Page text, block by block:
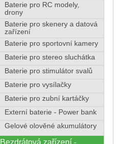
Baterie pro RC modely,
drony
Baterie pro skenery a datová
zařízení
Baterie pro sportovní kamery
Baterie pro stereo sluchátka
Baterie pro stimulátor svalů
Baterie pro vysílačky
Baterie pro zubní kartáčky
Externí baterie - Power bank
Gelové olověné akumulátory
Bezdrátová zařízení -